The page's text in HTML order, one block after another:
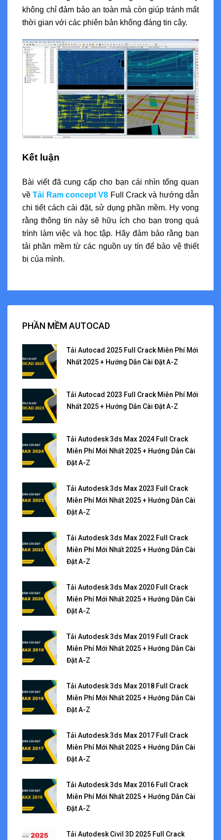
không chỉ đảm bảo an toàn mà còn giúp tránh mất
thời gian với các phiên bản không đáng tin cậy.
Kết luận
Bài viết đã cung cấp cho bạn cái nhìn tổng quan
vềTải Ram concept V8 Full Crack và hướng dẫn
chi tiết cách cài đặt, sử dụng phần mềm. Hy vọng
rằng thông tin này sẽ hữu ích cho bạn trong quá
trình làm việc và học tập. Hãy đảm bảo rằng bạn
tải phần mềm từ các nguồn uy tín để bảo vệ thiết
bị của mình.
PHẦN MỀM AUTOCAD
Tải Autocad 2025 Full Crack Miễn Phí Mới
Nhất 2025 + Hướng Dẫn Cài Đặt A-Z
Tải Autocad 2023 Full Crack Miễn Phí Mới
Nhất 2025 + Hướng Dẫn Cài Đặt A-Z
Tải Autodesk 3ds Max 2024 Full Crack
Miễn Phí Mới Nhất 2025 + Hướng Dẫn Cài
Đặt A-Z
Tải Autodesk 3ds Max 2023 Full Crack
Miễn Phí Mới Nhất 2025 + Hướng Dẫn Cài
Đặt A-Z
Tải Autodesk 3ds Max 2022 Full Crack
Miễn Phí Mới Nhất 2025 + Hướng Dẫn Cài
Đặt A-Z
Tải Autodesk 3ds Max 2020 Full Crack
Miễn Phí Mới Nhất 2025 + Hướng Dẫn Cài
Đặt A-Z
Tải Autodesk 3ds Max 2019 Full Crack
Miễn Phí Mới Nhất 2025 + Hướng Dẫn Cài
Đặt A-Z
Tải Autodesk 3ds Max 2018 Full Crack
Miễn Phí Mới Nhất 2025 + Hướng Dẫn Cài
Đặt A-Z
Tải Autodesk 3ds Max 2017 Full Crack
Miễn Phí Mới Nhất 2025 + Hướng Dẫn Cài
Đặt A-Z
Tải Autodesk 3ds Max 2016 Full Crack
Miễn Phí Mới Nhất 2025 + Hướng Dẫn Cài
Đặt A-Z
Tải Autodesk Civil 3D 2025 Full Crack